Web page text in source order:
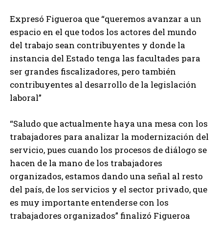
Expresó Figueroa que “queremos avanzar a un
espacio en el que todos los actores del mundo
del trabajo sean contribuyentes y donde la
instancia del Estado tenga las facultades para
ser grandes fiscalizadores, pero también
contribuyentes al desarrollo de la legislación
laboral”
“Saludo que actualmente haya una mesa con los
trabajadores para analizar la modernización del
servicio, pues cuando los procesos de diálogo se
hacen de la mano de los trabajadores
organizados, estamos dando una señal al resto
del país, de los servicios y el sector privado, que
es muy importante entenderse con los
trabajadores organizados” finalizó Figueroa